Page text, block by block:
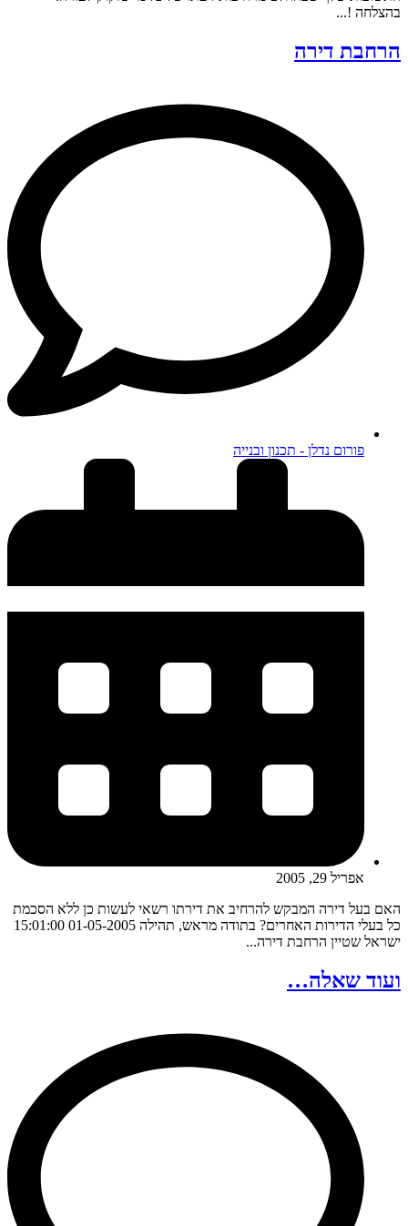
בהצלחה !...
הרחבת דירה
פורום נדלן - תכנון ובנייה
אפריל 29, 2005
האם בעל דירה המבקש להרחיב את דירתו רשאי לעשות כן ללא הסכמת
כל בעלי הדירות האחרים? בתודה מראש, תהילה 01-05-2005 15:01:00
ישראל שטיין הרחבת דירה...
ועוד שאלה…